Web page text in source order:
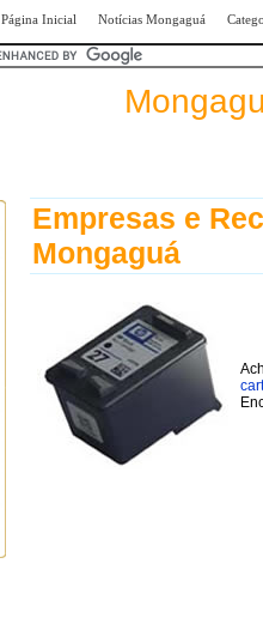
Página Inicial Notícias Mongaguá
Empresas e
Mongaguá